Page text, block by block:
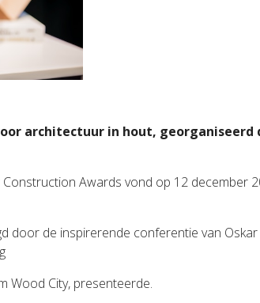
architectuur in hout, georganiseerd
Awards vond op 12 december
door de inspirerende conferentie van
Wood City, presenteerde.